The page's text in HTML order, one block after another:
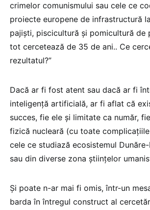
crimelor comunismului sau cele ce
proiecte europene de infrastructură
pajiști, piscicultură și pomicultură de
tot cercetează de 35 de ani.. Ce
rezultatul?”
Dacă ar fi fost atent sau dacă ar fi
inteligență artificială, ar fi aflat că
succes, fie ele și limitate ca număr,
fizică nucleară (cu toate
cele ce studiază ecosistemul
sau din diverse zona științelor
Și poate n-ar mai fi omis, într-un
barda în întregul construct al